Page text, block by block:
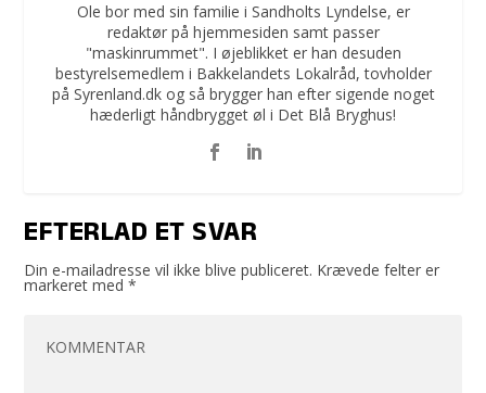
Ole bor med sin familie i Sandholts Lyndelse, er
redaktør på hjemmesiden samt passer
"maskinrummet". I øjeblikket er han desuden
bestyrelsemedlem i Bakkelandets Lokalråd, tovholder
på Syrenland.dk og så brygger han efter sigende noget
hæderligt håndbrygget øl i Det Blå Bryghus!
EFTERLAD ET SVAR
Din e-mailadresse vil ikke blive publiceret. Krævede felter er
markeret med*